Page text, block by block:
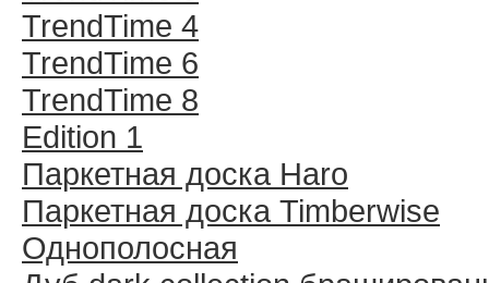
TrendTime 4
TrendTime 6
TrendTime 8
Edition 1
Паркетная доска Haro
Паркетная доска Timberwise
Однополосная